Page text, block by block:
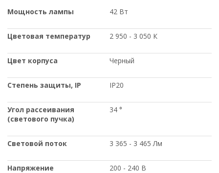
Мощность лампы 42 Вт
Цветовая температур 2 950 - 3 050 К
Цвет корпуса Черный
Степень защиты, IP IP20
Угол рассеивания
(светового пучка)
34 °
Световой поток 3 365 - 3 465 Лм
Напряжение 200 - 240 В